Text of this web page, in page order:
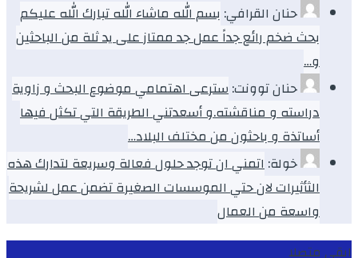
حنان القرافي: بسم الله ماشاء الله تبارك الله عليكم
بحث ضخم رائع جداً عمل جد ممتاز على يد ثلة من الباحثين
و…
حنان توونت:سترعى اهتمامي موضوع البحث و زاوية
دراسته و مناقشته.و أسعدتني الطريقة التي تكثل فيها
أساتذة و باحثون من مختلف البلاد…
خولة:اتمني ان توجد حلول فعالة وسريعة لتدارك هذه
الثأثيرات لان حتي الموسسات الصغيرة تضمن عمل لشريحة
واسعة من العمال
ابقى متصلا